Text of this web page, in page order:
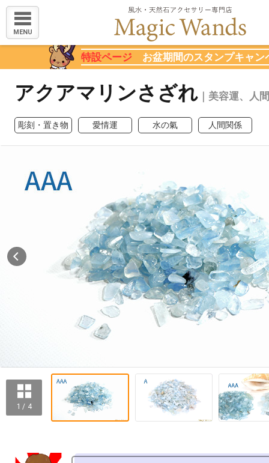
MENU
特設ページ お盆期間のスタンプキャン
アクアマリンさざれ ｜美容運、人
彫刻・置き物 愛情運 水の氣 人間関係
1 / 4